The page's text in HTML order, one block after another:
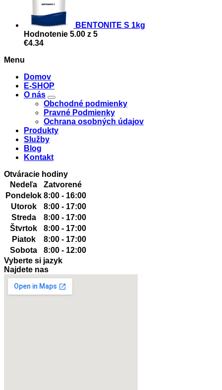
BENTONITE S 1kg
Hodnotenie 5.00 z 5
€4.34
Menu
Domov
E-SHOP
O nás
Obchodné podmienky
Pravné Podmienky
Ochrana osobných údajov
Produkty
Služby
Blog
Kontakt
Otváracie hodiny
Nedeľa
Zatvorené
Pondelok 8:00 - 16:00
Utorok
8:00 - 17:00
Streda
8:00 - 17:00
Štvrtok
8:00 - 17:00
Piatok
8:00 - 17:00
Sobota
8:00 - 12:00
Vyberte si jazyk
Najdete nas